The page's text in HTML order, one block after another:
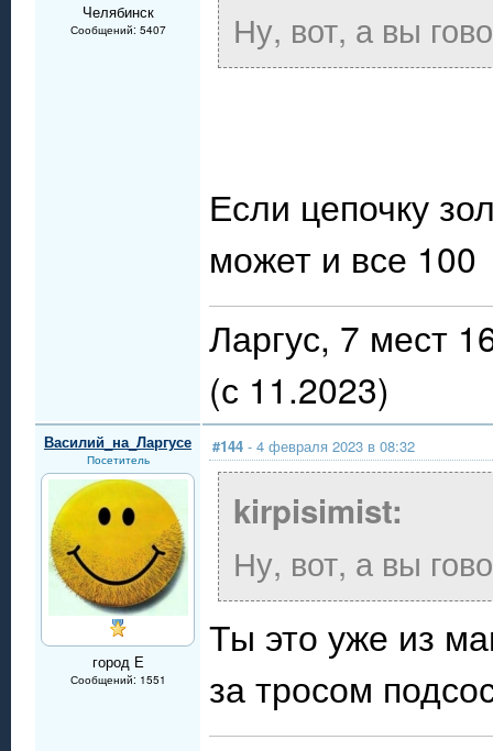
Челябинск
Сообщений: 5407 Ну, вот, а вы
Если цепочку
может и все 100
Ларгус, 7 мест
(с 11.2023)
Василий_на_Ларгусе
Посетитель
город Е
Сообщений: 1551
#144 - 4 февраля 2023 в 08:32
kirpisimist:
Ну, вот, а вы
Ты это уже из
за тросом